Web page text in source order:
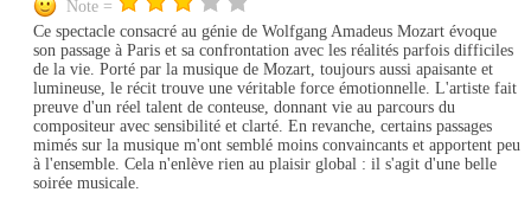
Note =
Ce spectacle consacré au génie de Wolfgang Amadeus Mozart évoque
son passage à Paris et sa confrontation avec les réalités parfois difficiles
de la vie. Porté par la musique de Mozart, toujours aussi apaisante et
lumineuse, le récit trouve une véritable force émotionnelle. L'artiste fait
preuve d'un réel talent de conteuse, donnant vie au parcours du
compositeur avec sensibilité et clarté. En revanche, certains passages
mimés sur la musique m'ont semblé moins convaincants et apportent peu
à l'ensemble. Cela n'enlève rien au plaisir global : il s'agit d'une belle
soirée musicale.